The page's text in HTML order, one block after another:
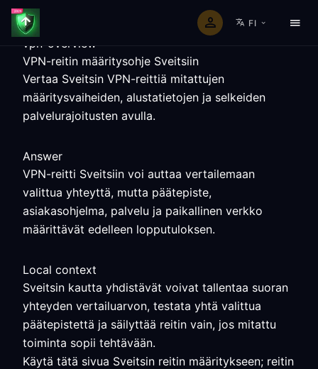
FI
vpn-overview
VPN-reitin määritysohje Sveitsiin
Vertaa Sveitsin VPN-reittiä mitattujen
määritysvaiheiden, alustatietojen ja selkeiden
palvelurajoitusten avulla.
Answer
VPN-reitti Sveitsiin voi auttaa vertailemaan
valittua yhteyttä, mutta päätepiste,
asiakasohjelma, palvelu ja paikallinen verkko
määrittävät edelleen lopputuloksen.
Local context
Sveitsin kautta yhdistävät voivat tallentaa suoran
yhteyden vertailuarvon, testata yhtä valittua
päätepistettä ja säilyttää reitin vain, jos mitattu
toiminta sopii tehtävään.
Käytä tätä sivua Sveitsin reitin määritykseen; reitin